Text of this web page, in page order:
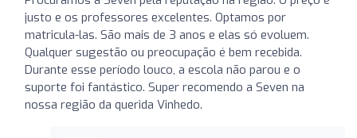
justo e os professores excelentes. Optamos por
matricula-las. São mais de 3 anos e elas só evoluem.
Qualquer sugestão ou preocupação é bem recebida.
Durante esse período louco, a escola não parou e o
suporte foi fantástico. Super recomendo a Seven na
nossa região da querida Vinhedo.